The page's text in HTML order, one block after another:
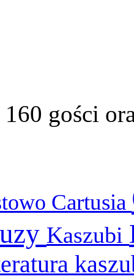
160 gości
Cartusia
Kaszubi